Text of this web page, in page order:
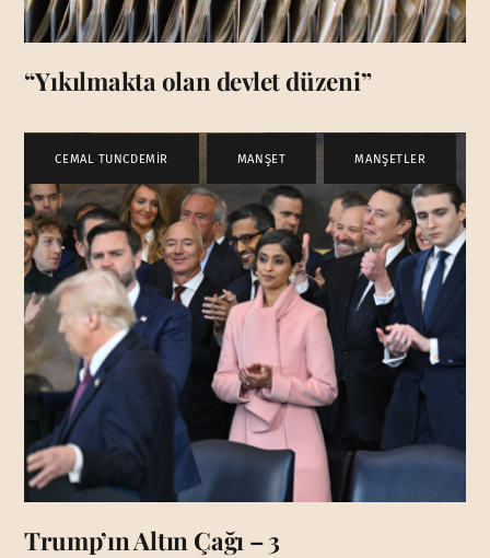
“Yıkılmakta olan devlet düzeni”
CEMAL TUNCDEMİR MANŞET MANŞETLER
Trump’ın Altın Çağı – 3